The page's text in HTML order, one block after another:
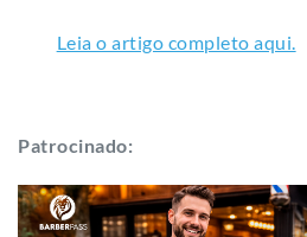
Leia o artigo completo aqui.
Patrocinado: